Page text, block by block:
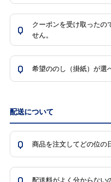
Q
クーポンを受け取ったの
せん。
Q 希望ののし（掛紙）が選
配送について
Q 商品を注文してどの位の
配送料がよく分からない